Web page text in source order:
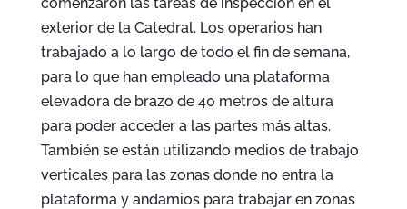
exterior de la Catedral. Los operarios han
trabajado a lo largo de todo el fin de semana,
para lo que han empleado una plataforma
elevadora de brazo de 40 metros de altura
para poder acceder a las partes más altas.
También se están utilizando medios de trabajo
verticales para las zonas donde no entra la
plataforma y andamios para trabajar en zonas